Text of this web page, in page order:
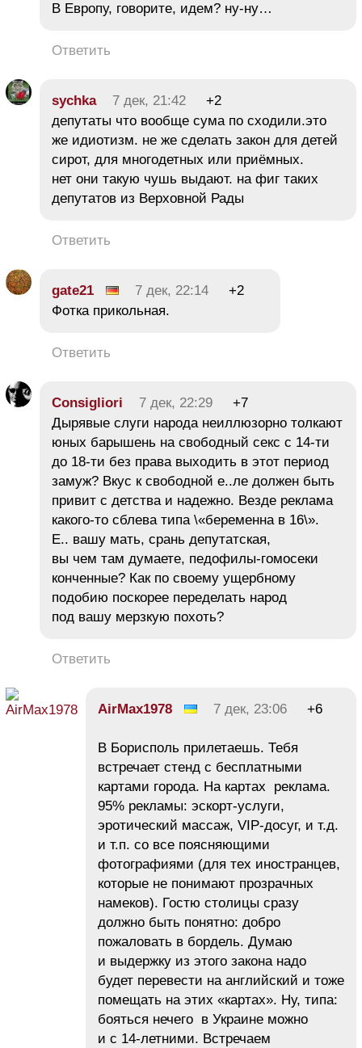
В Европу, говорите, идем? ну-ну…
Ответить
sychka 7 дек, 21:42
+2
депутаты что вообще сума по сходили.это
же идиотизм. не же сделать закон для детей
сирот, для многодетных или приёмных.
нет они такую чушь выдают. на фиг таких
депутатов из Верховной Рады
Ответить
gate21 7 дек, 22:14
+2
Фотка прикольная.
Ответить
Consigliori 7 дек, 22:29
+7
Дырявые слуги народа неиллюзорно толкают
юных барышень на свободный секс с 14-ти
до 18-ти без права выходить в этот период
замуж? Вкус к свободной е..ле должен быть
привит с детства и надежно. Везде реклама
какого-то сблева типа \«беременна в 16\».
Е.. вашу мать, срань депутатская,
вы чем там думаете, педофилы-гомосеки
конченные? Как по своему ущербному
подобию поскорее переделать народ
под вашу мерзкую похоть?
Ответить
AirMax1978 7 дек, 23:06 +6
В Борисполь прилетаешь. Тебя
встречает стенд с бесплатными
картами города. На картах реклама.
95% рекламы: эскорт-услуги,
эротический массаж, VIP-досуг, и т.д.
и т.п. со все поясняющими
фотографиями (для тех иностранцев,
которые не понимают прозрачных
намеков). Гостю столицы сразу
должно быть понятно: добро
пожаловать в бордель. Думаю
и выдержку из этого закона надо
будет перевести на английский и тоже
помещать на этих «картах». Ну, типа:
бояться нечего в Украине можно
и с 14-летними. Встречаем